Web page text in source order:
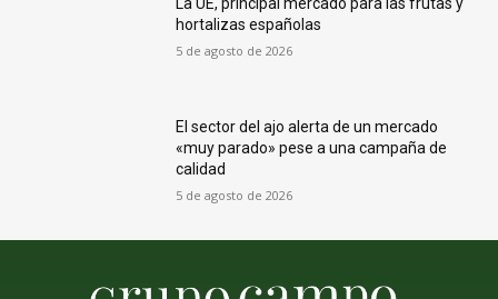
hortalizas españolas
5 de agosto de 2026
El sector del ajo alerta de un mercado
«muy parado» pese a una campaña de
calidad
5 de agosto de 2026